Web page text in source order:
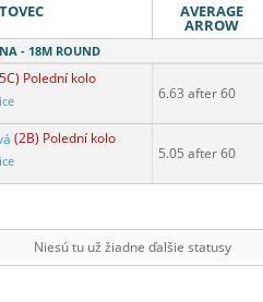
AVERAGE
ARROW
- 18M ROUND
Polední kolo
6.63 after 60
(2B) Polední kolo
5.05 after 60
Niesú tu už žiadne ďalšie statusy